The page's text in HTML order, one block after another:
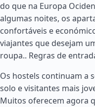
do que na Europa
algumas noites, os
confortáveis e
viajantes que desejam
roupa.. Regras de
Os hostels continuam a
solo e visitantes mais
Muitos oferecem agora